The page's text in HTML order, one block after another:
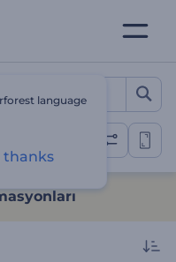
Logo
language
thanks